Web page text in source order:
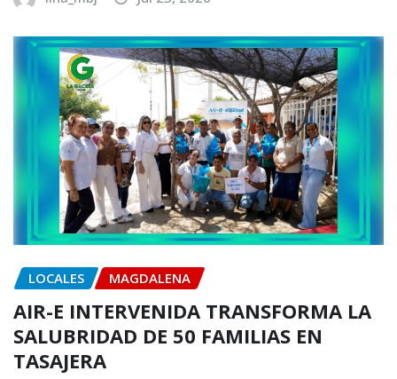
LOCALES MAGDALENA
AIR-E INTERVENIDA TRANSFORMA LA
SALUBRIDAD DE 50 FAMILIAS EN
TASAJERA